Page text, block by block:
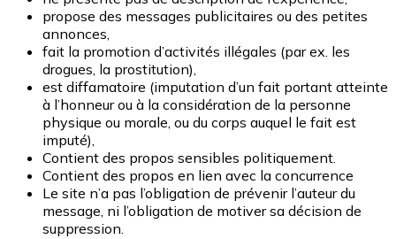
propose des messages publicitaires ou des petites
annonces,
fait la promotion d’activités illégales (par ex. les
drogues, la prostitution),
est diffamatoire (imputation d’un fait portant atteinte
à l’honneur ou à la considération de la personne
physique ou morale, ou du corps auquel le fait est
imputé),
Contient des propos sensibles politiquement.
Contient des propos en lien avec la concurrence
Le site n’a pas l’obligation de prévenir l’auteur du
message, ni l’obligation de motiver sa décision de
suppression.